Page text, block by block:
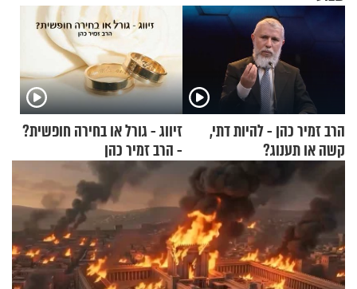
הרב זמיר כהן - להיות דתי,
קשה או תענוג?
זיווג - גורל או בחירה חופשית?
- הרב זמיר כהן